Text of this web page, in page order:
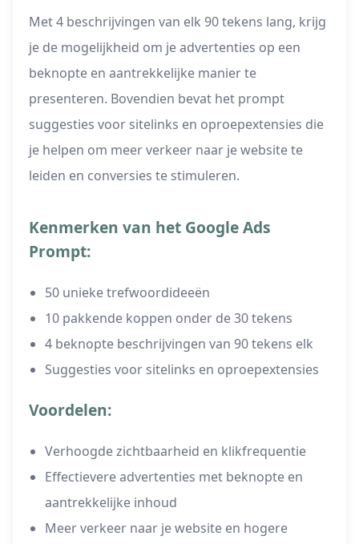
Met 4 beschrijvingen van elk 90 tekens lang, krijg
je de mogelijkheid om je advertenties op een
beknopte en aantrekkelijke manier te
presenteren. Bovendien bevat het prompt
suggesties voor sitelinks en oproepextensies die
je helpen om meer verkeer naar je website te
leiden en conversies te stimuleren.
Kenmerken van het Google Ads
Prompt:
50 unieke trefwoordideeën
10 pakkende koppen onder de 30 tekens
4 beknopte beschrijvingen van 90 tekens elk
Suggesties voor sitelinks en oproepextensies
Voordelen:
Verhoogde zichtbaarheid en klikfrequentie
Effectievere advertenties met beknopte en
aantrekkelijke inhoud
Meer verkeer naar je website en hogere